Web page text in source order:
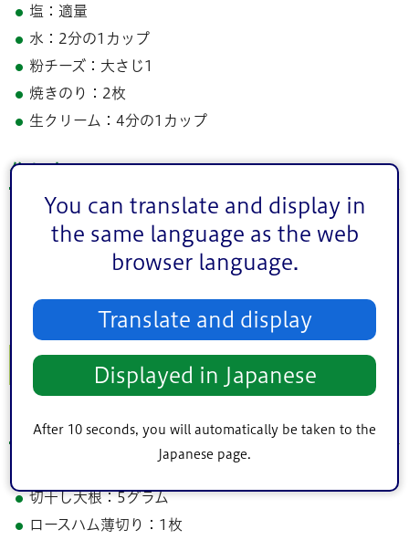
塩：適量
水：2分の1カップ
粉チーズ：大さじ1
焼きのり：2枚
生クリーム：4分の1カップ
作り方
たっぷりの湯をわかしておく。（麺ゆで）1％の塩（分
量外）を入れて、パスタをゆでる。（約7分）
鍋に水を入れて沸騰させ、焼きのりをちぎりながら入れ
クリームを入れ、1を加えて塩、粉チーズで味を整える。
2.小松菜と切干しのサラダ
材料(2人分)
切干し大根：5グラム
ロースハム薄切り：1枚